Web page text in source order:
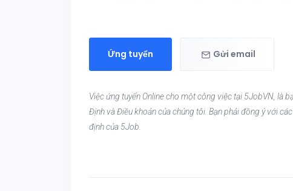
Ứng tuyển Gửi email
Việc ứng tuyển Online cho một công việc tại 5JobVN, là
Định và Điều khoản của chúng tôi. Bạn phải đồng ý với
định của 5Job.